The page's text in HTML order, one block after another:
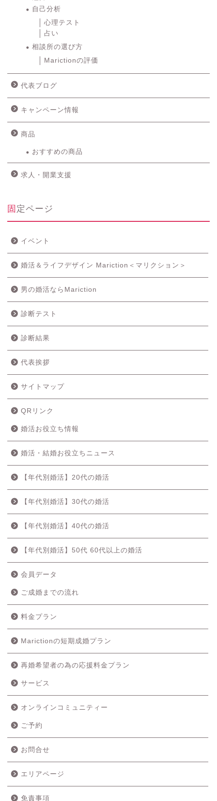
プロフィールの作成
デート
プロポーズ
魅力UP
自己分析
心理テスト
占い
相談所の選び方
Marictionの評価
代表ブログ
キャンペーン情報
おすすめの商品
固定ページ
イベント
婚活＆ライフデザイン Mariction＜マリクション＞
男の婚活ならMariction
診断テスト
診断結果
代表挨拶
サイトマップ
QRリンク
婚活お役立ち情報
婚活・結婚お役立ちニュース
【年代別婚活】20代の婚活
【年代別婚活】30代の婚活
【年代別婚活】40代の婚活
【年代別婚活】50代 60代以上の婚活
会員データ
ご成婚までの流れ
料金プラン
Marictionの短期成婚プラン
サービス
オンラインコミュニティー
ご予約